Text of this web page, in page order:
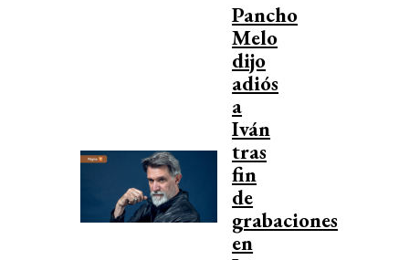
Pancho
Melo
dijo
adiós
a
Iván
tras
fin
de
grabaciones
en